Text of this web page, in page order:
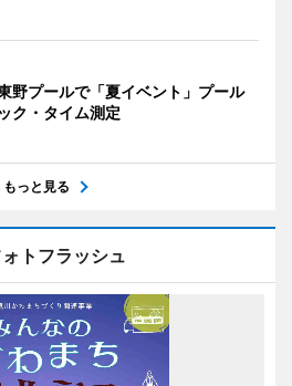
野プールで「夏イベント」プール
ク・タイム測定
もっと見る
トフラッシュ